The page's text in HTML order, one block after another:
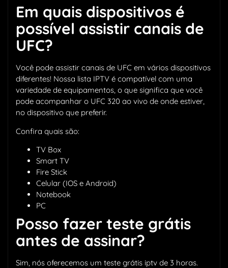
Em quais dispositivos é
possível assistir canais de
UFC?
Você pode assistir canais de UFC em vários dispositivos
diferentes! Nossa lista IPTV é compatível com uma
variedade de equipamentos, o que significa que você
pode acompanhar o UFC 320 ao vivo de onde estiver,
no dispositivo que preferir.
Confira quais são:
TV Box
Smart TV
Fire Stick
Celular (IOS e Android)
Notebook
PC
Posso fazer teste grátis
antes de assinar?
Sim, nós oferecemos um teste grátis iptv de 3 horas.